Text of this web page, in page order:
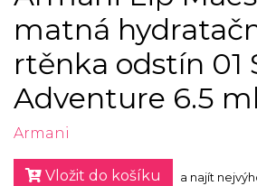
matná
rtěnka odstín 01
Adventure 6.5 ml
Armani
Vložit do košíku a najít